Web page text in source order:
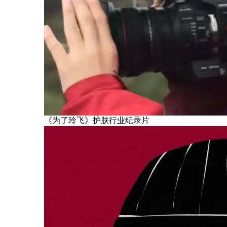
《为了玲飞》护肤行业纪录片